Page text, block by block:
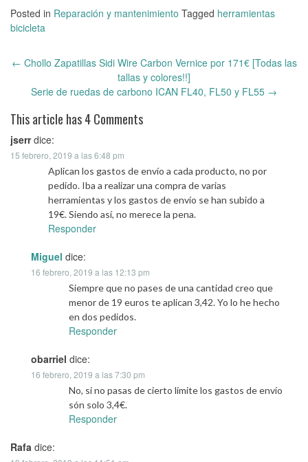
Posted in Reparación y mantenimiento Tagged herramientas
bicicleta
navigation
← Chollo Zapatillas Sidi Wire Carbon Vernice por 171€ [Todas las
tallas y colores!!]
Serie de ruedas de carbono ICAN FL40, FL50 y FL55 →
This article has 4 Comments
jserr dice:
15 febrero, 2019 a las 6:48 pm
Aplican los gastos de envío a cada producto, no por
pedido. Iba a realizar una compra de varias
herramientas y los gastos de envío se han subido a
19€. Siendo así, no merece la pena.
Responder
Miguel dice:
16 febrero, 2019 a las 12:13 pm
Siempre que no pases de una cantidad creo que
menor de 19 euros te aplican 3,42. Yo lo he hecho
en dos pedidos.
Responder
obarriel dice:
16 febrero, 2019 a las 7:30 pm
No, si no pasas de cierto límite los gastos de envío
són solo 3,4€.
Responder
Rafa dice: